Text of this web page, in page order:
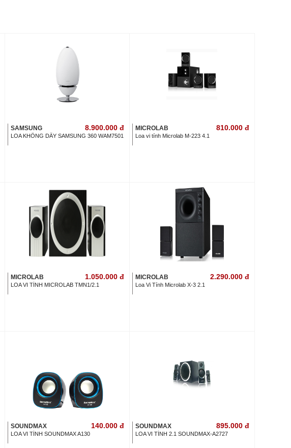
SAMSUNG 8.900.000 đ
LOA KHÔNG DÂY SAMSUNG 360 WAM7501
MICROLAB 810.000 đ
Loa vi tính Microlab M-223 4.1
MICROLAB 1.050.000 đ
LOA VI TÍNH MICROLAB TMN1/2.1
MICROLAB 2.290.000 đ
Loa Vi Tính Microlab X-3 2.1
SOUNDMAX 140.000 đ
LOA VI TÍNH SOUNDMAX A130
SOUNDMAX 895.000 đ
LOA VI TÍNH 2.1 SOUNDMAX-A2727